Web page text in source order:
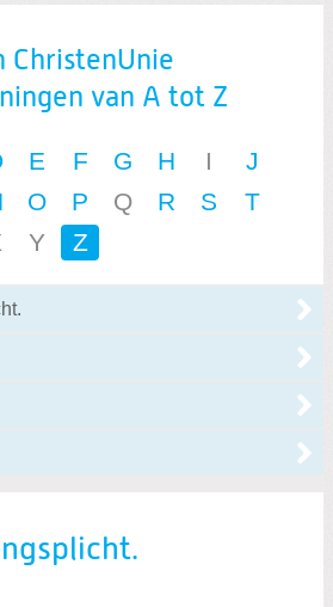
Zoeken
ChristenUnie
van A tot Z
E F G H I
J
O P Q R S
T
Y Z